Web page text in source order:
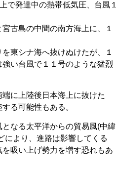
で発達中の熱帯低気圧、台風１
古島の中間の南方海上に、１
東シナ海へ抜けぬけたが、１
い台風で１１号のような猛烈
に上陸後日本海上に抜けた
る可能性もある。
なる太平洋からの貿易風(中緯
により、進路は影響してくる
吸い上げ勢力を増す恐れもあ